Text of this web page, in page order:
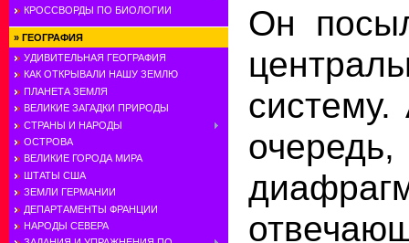
КРОССВОРДЫ ПО БИОЛОГИИ
» ГЕОГРАФИЯ
УДИВИТЕЛЬНАЯ ГЕОГРАФИЯ
КАК ОТКРЫВАЛИ НАШУ ЗЕМЛЮ
ПЛАНЕТА ЗЕМЛЯ
ВЕЛИКИЕ ЗАГАДКИ ПРИРОДЫ
СТРАНЫ И НАРОДЫ
ОСТРОВА
ВЕЛИКИЕ ГОРОДА МИРА
ШТАТЫ США
ЗЕМЛИ ГЕРМАНИИ
ДЕПАРТАМЕНТЫ ФРАНЦИИ
НАРОДЫ СЕВЕРА
Он